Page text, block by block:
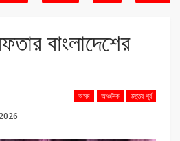
বাংলাদেশের
অসম আঞ্চলিক উত্তর-পূর্ব